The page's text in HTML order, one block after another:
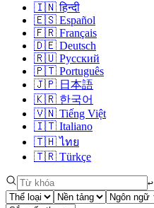
🇮🇳 हिन्दी
🇪🇸 Español
🇫🇷 Français
🇩🇪 Deutsch
🇷🇺 Русский
🇵🇹 Português
🇯🇵 日本語
🇰🇷 한국어
🇻🇳 Tiếng Việt
🇮🇹 Italiano
🇹🇭 ไทย
🇹🇷 Türkçe
↩︎